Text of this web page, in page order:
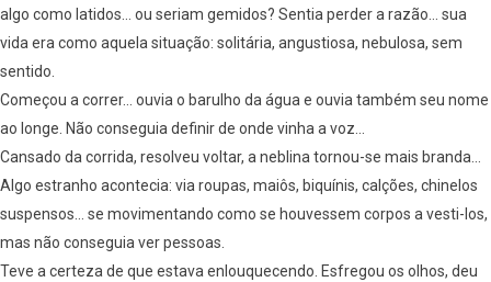
algo como latidos… ou seriam gemidos? Sentia perder a razão… sua
vida era como aquela situação: solitária, angustiosa, nebulosa, sem
sentido.
Começou a correr… ouvia o barulho da água e ouvia também seu nome
ao longe. Não conseguia definir de onde vinha a voz…
Cansado da corrida, resolveu voltar, a neblina tornou-se mais branda…
Algo estranho acontecia: via roupas, maiôs, biquínis, calções, chinelos
suspensos… se movimentando como se houvessem corpos a vesti-los,
mas não conseguia ver pessoas.
Teve a certeza de que estava enlouquecendo. Esfregou os olhos, deu